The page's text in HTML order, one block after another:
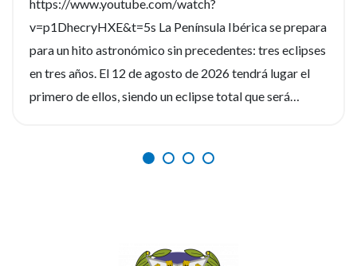
https://www.youtube.com/watch?
v=p1DhecryHXE&t=5s La Península Ibérica se prepara
para un hito astronómico sin precedentes: tres eclipses
en tres años. El 12 de agosto de 2026 tendrá lugar el
primero de ellos, siendo un eclipse total que será
estos eventos será fascinante, pero la seguridad visual
(CGE), junto a la Sociedad Española de Enfermería